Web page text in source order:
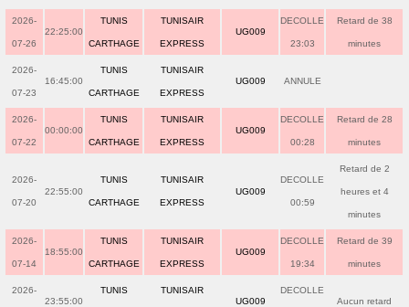
2026-
07-26
22:25:00
TUNIS
CARTHAGE
TUNISAIR
EXPRESS
UG009
DECOLLE
23:03
Retard de 38
minutes
2026-
07-23
16:45:00
TUNIS
CARTHAGE
TUNISAIR
EXPRESS
UG009 ANNULE
2026-
07-22
00:00:00
TUNIS
CARTHAGE
TUNISAIR
EXPRESS
UG009
DECOLLE
00:28
Retard de 28
minutes
2026-
07-20
22:55:00
TUNIS
CARTHAGE
TUNISAIR
EXPRESS
UG009
DECOLLE
00:59
Retard de 2
heures et 4
minutes
2026-
07-14
18:55:00
TUNIS
CARTHAGE
TUNISAIR
EXPRESS
UG009
DECOLLE
19:34
Retard de 39
minutes
2026-
23:55:00
TUNIS TUNISAIR
UG009
DECOLLE
Aucun retard